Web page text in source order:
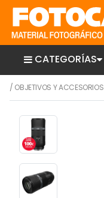
CATEGORÍAS
/ OBJETIVOS Y ACCESORIOS